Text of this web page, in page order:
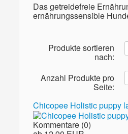
Das getreidefreie
ernährungssensible
Produkte sortieren
nach:
Anzahl Produkte pro
Seite:
Chicopee Holistic puppy
Kommentare (0)